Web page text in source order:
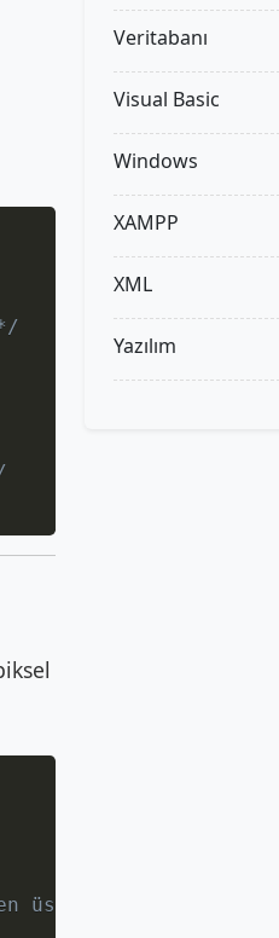
üstüne hizalar */
Veritabanı
Visual Basic
Windows
XAMPP
XML
Yazılım